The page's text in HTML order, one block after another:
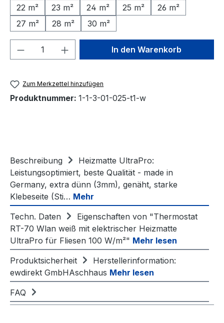
22 m²
23 m² 24 m² 25 m²
26 m²
27 m²
28 m² 30 m²
Produkt Anzahl: Gib denIn den Warenkorb
Zum Merkzettel hinzufügen
Produktnummer: 1-1-3-01-025-t1-w
Beschreibung
Heizmatte UltraPro:
Leistungsoptimiert, beste Qualität - made in
Germany, extra dünn (3mm), genäht, starke
Klebeseite (Sti… Mehr
Techn. Daten
Eigenschaften von "Thermostat
RT-70 Wlan weiß mit elektrischer Heizmatte
UltraPro für Fliesen 100 W/m²" Mehr lesen
Produktsicherheit
Herstellerinformation:
ewdirekt GmbHAschhaus Mehr lesen
FAQ